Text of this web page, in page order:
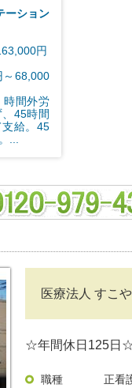
ーション
円
68,000
間外労
45時間
給。45
...
医療法人 すこ
☆年間休日125
職種 正看